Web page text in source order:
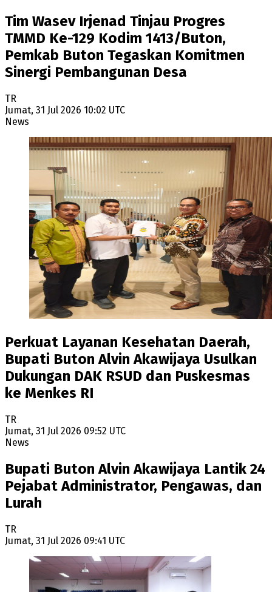
Tim Wasev Irjenad Tinjau Progres
TMMD Ke-129 Kodim 1413/Buton,
Pemkab Buton Tegaskan Komitmen
Sinergi Pembangunan Desa
TR
Jumat, 31 Jul 2026 10:02 UTC
News
Perkuat Layanan Kesehatan Daerah,
Bupati Buton Alvin Akawijaya Usulkan
Dukungan DAK RSUD dan Puskesmas
ke Menkes RI
TR
Jumat, 31 Jul 2026 09:52 UTC
News
Bupati Buton Alvin Akawijaya Lantik 24
Pejabat Administrator, Pengawas, dan
Lurah
TR
Jumat, 31 Jul 2026 09:41 UTC